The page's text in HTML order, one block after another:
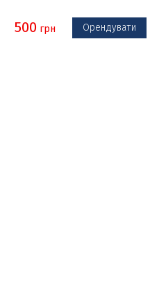
500 грн Орендувати